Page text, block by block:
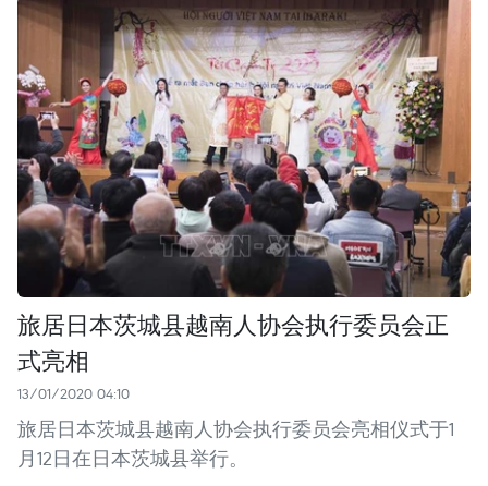
旅居日本茨城县越南人协会执行委员会正
式亮相
13/01/2020 04:10
旅居日本茨城县越南人协会执行委员会亮相仪式于1
月12日在日本茨城县举行。